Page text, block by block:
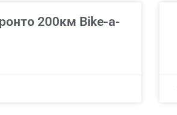
200км Bike-a-